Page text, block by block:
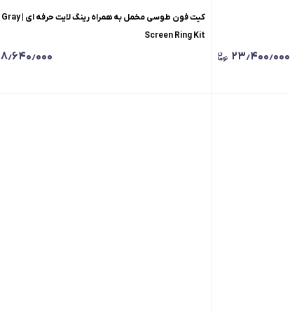
۲۳٫۴۰۰٫۰۰۰
کیت فون طوسی مخمل به همراه رینگ لایت حرفه ای | Gray
Screen Ring Kit
۸٫۶۴۰٫۰۰۰